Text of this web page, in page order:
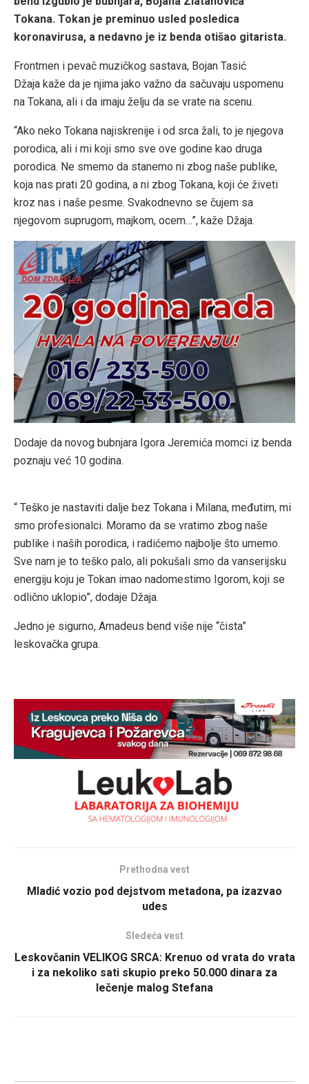
Tokana. Tokan je preminuo usled posledica
koronavirusa, a nedavno je iz benda otišao gitarista.
Frontmen i pevač muzičkog sastava, Bojan Tasić
Džaja kaže da je njima jako važno da sačuvaju uspomenu
na Tokana, ali i da imaju želju da se vrate na scenu.
“Ako neko Tokana najiskrenije i od srca žali, to je njegova
porodica, ali i mi koji smo sve ove godine kao druga
porodica. Ne smemo da stanemo ni zbog naše publike,
koja nas prati 20 godina, a ni zbog Tokana, koji će živeti
kroz nas i naše pesme. Svakodnevno se čujem sa
njegovom suprugom, majkom, ocem…”, kaže Džaja.
Dodaje da novog bubnjara Igora Jeremića momci iz benda
poznaju već 10 godina.
“ Teško je nastaviti dalje bez Tokana i Milana, međutim, mi
smo profesionalci. Moramo da se vratimo zbog naše
publike i naših porodica, i radićemo najbolje što umemo.
Sve nam je to teško palo, ali pokušali smo da vanserijsku
energiju koju je Tokan imao nadomestimo Igorom, koji se
odlično uklopio”, dodaje Džaja.
Jedno je sigurno, Amadeus bend više nije “čista”
leskovačka grupa.
Prethodna vest
Mladić vozio pod dejstvom metadona, pa izazvao
udes
Sledeća vest
Leskovčanin VELIKOG SRCA: Krenuo od vrata do vrata
i za nekoliko sati skupio preko 50.000 dinara za
lečenje malog Stefana